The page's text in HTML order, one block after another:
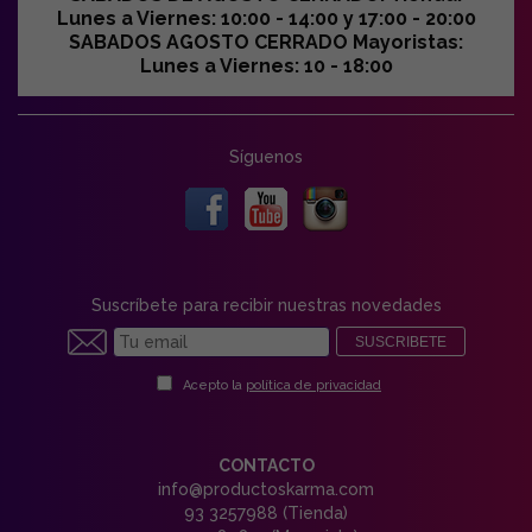
Lunes a Viernes: 10:00 - 14:00 y 17:00 - 20:00
SABADOS AGOSTO CERRADO Mayoristas:
Lunes a Viernes: 10 - 18:00
Síguenos
Suscríbete para recibir nuestras novedades
SUSCRIBETE
Acepto la política de privacidad
CONTACTO
info@productoskarma.com
93 3257988 (Tienda)